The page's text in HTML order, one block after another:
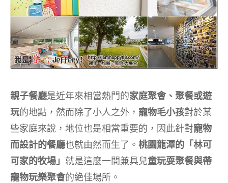
親子餐廳是近年來相當熱門的家庭聚會、聚餐或遊
玩的地點，然而除了小人之外， 寵物毛小孩對於某
些家庭來說，地位也是相當重要的，因此針對寵物
而設計的餐廳也就由然而生了。 桃園龍潭的「林可
可家的牧場」 就是這麼一間兼具兒童玩耍聚餐與帶
寵物玩樂聚會的絶佳場所。